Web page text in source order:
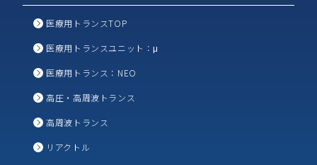
医療用トランスTOP
医療用トランスユニット：μ
医療用トランス：NEO
高圧・高周波トランス
高周波トランス
リアクトル